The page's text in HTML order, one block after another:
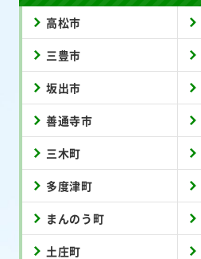
高松市
三豊市
坂出市
善通寺市
三木町
多度津町
まんのう町
土庄町